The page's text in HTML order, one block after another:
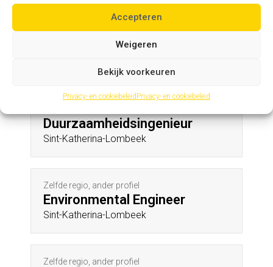
Accepteren
Weigeren
Bekijk voorkeuren
Privacy- en cookiebeleidPrivacy- en cookiebeleid
Oppem
Andere profielen in deze regio
Duurzaamheidsingenieur
Sint-Katherina-Lombeek
Zelfde regio, ander profiel
Environmental Engineer
Sint-Katherina-Lombeek
Zelfde regio, ander profiel